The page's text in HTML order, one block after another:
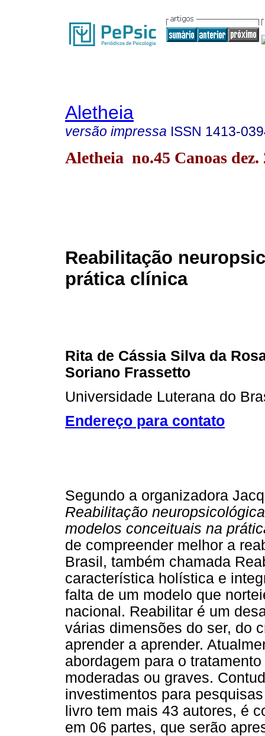
Aletheia
versão impressa ISSN 1413-
Aletheia no.45 Canoas dez.
Reabilitação
prática clínica
Rita de Cássia Silva da
Soriano Frassetto
Universidade Luterana do
Endereço para contato
Segundo a organizadora
Reabilitação
modelos conceituais na
de compreender melhor a
Brasil, também chamada
característica holística e
falta de um modelo que
nacional. Reabilitar é um
várias dimensões do ser, do
aprender a aprender.
abordagem para o
moderadas ou graves.
investimentos para
livro tem mais 43 autores, é
em 06 partes, que serão